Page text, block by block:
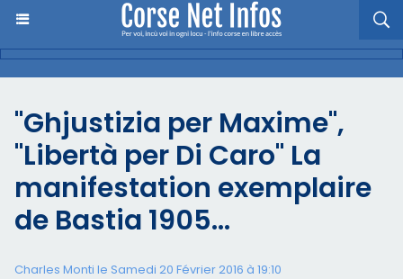
"Ghjustizia per Maxime",
"Libertà per Di Caro" La
manifestation exemplaire
de Bastia 1905…
Charles Monti le Samedi 20 Février 2016 à 19:10